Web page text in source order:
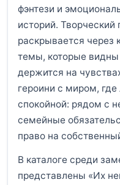
фэнтези и
историй.
раскрывается через
темы, которые видны
держится на
героини с миром,
спокойной: рядом с
семейные
право на
В каталоге среди
представлены «Их